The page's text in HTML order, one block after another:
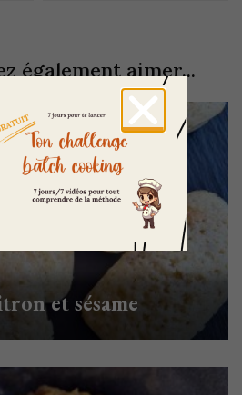
également aimer...
et sésame